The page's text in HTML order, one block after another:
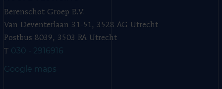
Berenschot Groep B.V.
Van Deventerlaan 31-51, 3528 AG Utrecht
Postbus 8039, 3503 RA Utrecht
T 030 - 2916916
Google maps